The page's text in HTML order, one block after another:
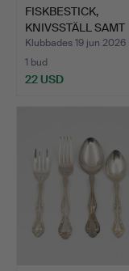
FISKBESTICK,
KNIVSSTÄLL SAMT
HUMMERGAFFLAR…
Klubbades 19 jun 2026
1 bud
22 USD